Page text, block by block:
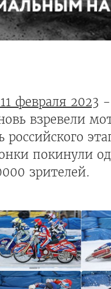
февраля 2023 -
взревели
российского
покинули
зрителей.